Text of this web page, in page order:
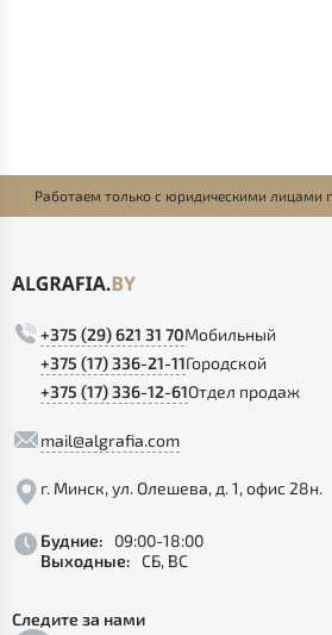
Работаем только с юридическими лицами
+375 (29) 621 31 70Мобильный
+375 (17) 336-21-11Городской
+375 (17) 336-12-61Отдел продаж
mail@algrafia.com
г. Минск, ул. Олешева, д. 1, офис 28н.
Будние:
09:00-18:00
Выходные: СБ, ВС
Следите за нами